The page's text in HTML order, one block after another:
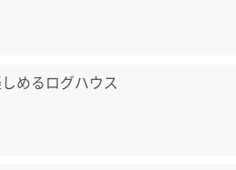
めるログハウス